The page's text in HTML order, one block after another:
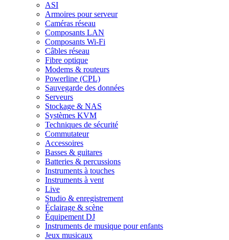
ASI
Armoires pour serveur
Caméras réseau
Composants LAN
Composants Wi-Fi
Câbles réseau
Fibre optique
Modems & routeurs
Powerline (CPL)
Sauvegarde des données
Serveurs
Stockage & NAS
Systèmes KVM
Techniques de sécurité
Commutateur
Accessoires
Basses & guitares
Batteries & percussions
Instruments à touches
Instruments à vent
Live
Studio & enregistrement
Éclairage & scène
Équipement DJ
Instruments de musique pour enfants
Jeux musicaux